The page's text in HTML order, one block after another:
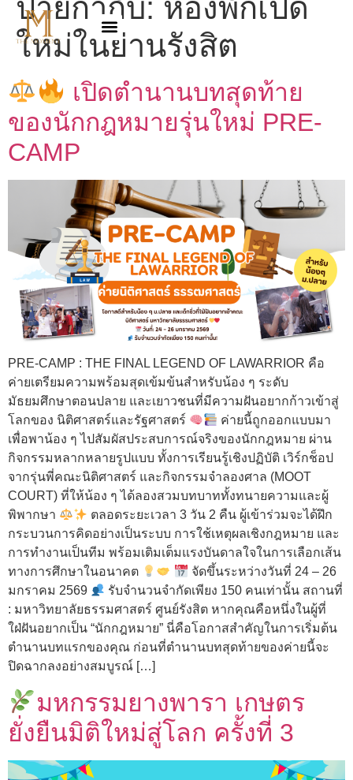
ป้ายกำกับ: ห้องพักเปิด
ใหม่ในย่านรังสิต
เปิดตำนานบทสุดท้าย
ของนักกฎหมายรุ่นใหม่ PRE-
CAMP
PRE-CAMP : THE FINAL LEGEND OF LAWARRIOR คือ
ค่ายเตรียมความพร้อมสุดเข้มข้นสำหรับน้อง ๆ ระดับ
มัธยมศึกษาตอนปลาย และเยาวชนที่มีความฝันอยากก้าวเข้าสู่
โลกของ นิติศาสตร์และรัฐศาสตร์
ค่ายนี้ถูกออกแบบมา
เพื่อพาน้อง ๆ ไปสัมผัสประสบการณ์จริงของนักกฎหมาย ผ่าน
กิจกรรมหลากหลายรูปแบบ ทั้งการเรียนรู้เชิงปฏิบัติ เวิร์กช็อป
จากรุ่นพี่คณะนิติศาสตร์ และกิจกรรมจำลองศาล (MOOT
COURT) ที่ให้น้อง ๆ ได้ลองสวมบทบาททั้งทนายความและผู้
พิพากษา
ตลอดระยะเวลา 3 วัน 2 คืน ผู้เข้าร่วมจะได้ฝึก
กระบวนการคิดอย่างเป็นระบบ การใช้เหตุผลเชิงกฎหมาย และ
การทำงานเป็นทีม พร้อมเติมเต็มแรงบันดาลใจในการเลือกเส้น
ทางการศึกษาในอนาคต
จัดขึ้นระหว่างวันที่ 24 – 26
มกราคม 2569
รับจำนวนจำกัดเพียง 150 คนเท่านั้น สถานที่
: มหาวิทยาลัยธรรมศาสตร์ ศูนย์รังสิต หากคุณคือหนึ่งในผู้ที่
ใฝ่ฝันอยากเป็น “นักกฎหมาย” นี่คือโอกาสสำคัญในการเริ่มต้น
ตำนานบทแรกของคุณ ก่อนที่ตำนานบทสุดท้ายของค่ายนี้จะ
ปิดฉากลงอย่างสมบูรณ์ […]
มหกรรมยางพารา เกษตร
ยั่งยืนมิติใหม่สู่โลก ครั้งที่ 3